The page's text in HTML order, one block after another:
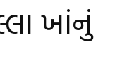
ખાંનું